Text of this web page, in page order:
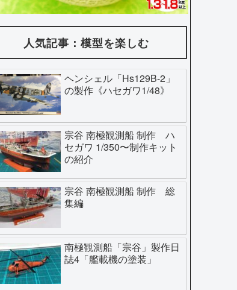
人気記事：模型を楽しむ
ヘンシェル「Hs129B-2」
の製作《ハセガワ1/48》
宗谷 南極観測船 制作 ハ
セガワ 1/350〜制作キット
の紹介
宗谷 南極観測船 制作 総
集編
南極観測船「宗谷」製作日
誌4「艦載機の塗装」